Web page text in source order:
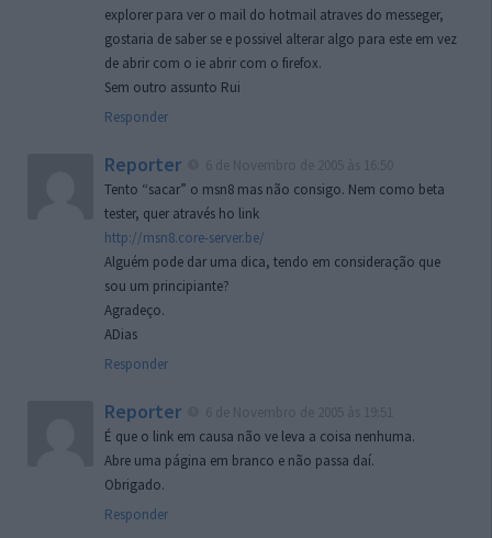
explorer para ver o mail do hotmail atraves do messeger,
gostaria de saber se e possivel alterar algo para este em vez
de abrir com o ie abrir com o firefox.
Sem outro assunto Rui
Responder
Reporter
Tento “sacar” o msn8 mas não consigo. Nem como beta
tester, quer através ho link
http://msn8.core-server.be/
Alguém pode dar uma dica, tendo em consideração que
sou um principiante?
Agradeço.
ADias
Responder
Reporter
É que o link em causa não ve leva a coisa nenhuma.
Abre uma página em branco e não passa daí.
Obrigado.
Responder